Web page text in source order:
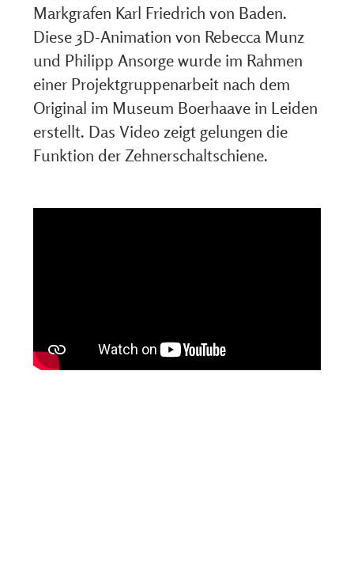
Markgrafen Karl Friedrich von Baden.
Diese 3D-Animation von Rebecca Munz
und Philipp Ansorge wurde im Rahmen
einer Projektgruppenarbeit nach dem
Original im Museum Boerhaave in Leiden
erstellt. Das Video zeigt gelungen die
Funktion der Zehnerschaltschiene.